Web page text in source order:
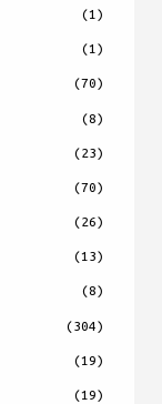
(1)
(1)
(70)
(8)
(23)
(70)
(26)
(13)
(8)
(304)
(19)
(19)